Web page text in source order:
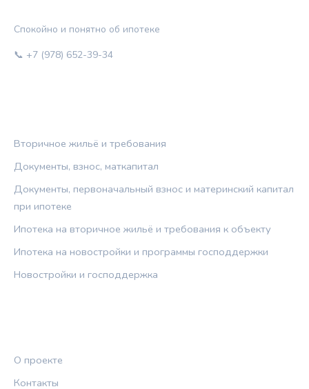
Спокойно и понятно об ипотеке
📞 +7 (978) 652-39-34
Вторичное жильё и требования
Документы, взнос, маткапитал
Документы, первоначальный взнос и материнский капитал
при ипотеке
Ипотека на вторичное жильё и требования к объекту
Ипотека на новостройки и программы господдержки
Новостройки и господдержка
О проекте
Контакты